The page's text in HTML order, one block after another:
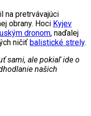
na pretrvávajúci
obrany. Hoci Kyjev
dronom, naďalej
ničiť balistické strely.
sami, ale pokiaľ ide o
našich